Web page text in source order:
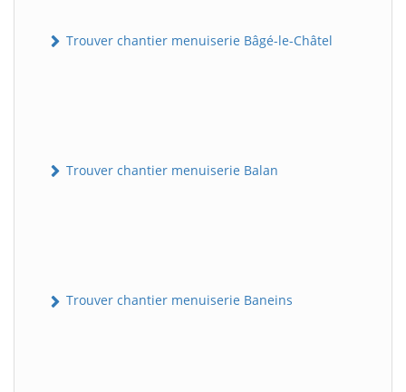
Trouver chantier menuiserie Bâgé-le-Châtel
Trouver chantier menuiserie Balan
Trouver chantier menuiserie Baneins